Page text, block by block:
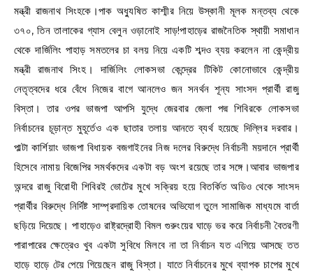
মন্ত্রী রাজনাথ সিংহকে।পাক অধ্যুষিত কাশ্মীর নিয়ে উস্কানী মূলক মন্তব্য থেকে
৩৭০, তিন তালাকের গ্যাস বেলুন ওড়ানোই সাড়!পাহাড়ের রাজনৈতিক স্থায়ী সমাধান
থেকে দার্জিলিং পাহাড় সমতলের চা বলয় নিয়ে একটি শব্দও ব্যয় করলেন না কেন্দ্রীয়
মন্ত্রী রাজনাথ সিংহ। দার্জিলিং লোকসভা কেন্দ্রের টিকিট কোনোভাবে কেন্দ্রীয়
নেতৃত্বদের ধরে বেঁধে নিজের বাগে আনলেও জন সনর্থন শূন্য সাংসদ প্রার্থী রাজু
বিস্তা। তার ওপর ভাজপা আপসি যুদ্ধে জেরবার জেলা পদ্ম শিবিরকে লোকসভা
নির্বাচনের চূড়ান্ত মুহূর্তেও এক ছাতার তলায় আনতে ব্যর্থ হয়েছে দিল্লির দরবার।
পাল্টা কার্শিয়াং ভাজপা বিধায়ক বজগাইনের নিজ দলের বিরুদ্ধে নির্বাচনী ময়দানে প্রার্থী
হিসেবে নামায় বিজেপির সমর্থকদের একটা বড় অংশ রয়েছে তার সঙ্গে।আবার ভাজপার
অন্দরে রাজু বিরোধী শিবিরই ভোটের মুখে সক্রিয় হয়ে বিতর্কিত অডিও থেকে সাংসদ
প্রার্থীর বিরুদ্ধে নির্দিষ্ট সাম্প্রদায়িক তোষনের অভিযোগ তুলে সামাজিক মাধ্যমে বার্তা
ছড়িয়ে দিয়েছে। পাহাড়েও রাষ্ট্রদ্রোহী বিমল গুরুংয়ের ঘাড়ে ভর করে নির্বাচনী বৈতরণী
পারাপারের ক্ষেত্রেও খুব একটা সুবিধে মিলবে না তা নির্বাচন যত এগিয়ে আসছে তত
হাড়ে হাড়ে টের পেয়ে গিয়েছেন রাজু বিস্তা। যাতে নির্বাচনের মুখে ব্যাপক চাপের মুখে